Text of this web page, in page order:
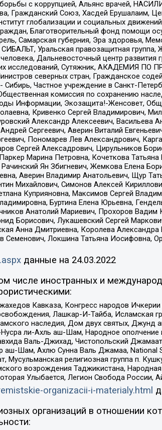
с коррупцией, Альянс врачей,
Гражданский Союз, Хасдей Ерушалаим,
глобализации и социальных
Благотворительный фонд помощи
Самарская губерния, Эра здоровья,
Уральская правозащитная
Дальневосточный центр развития
исследований, Сутяжник, АКАДЕМИЯ ПО
северных стран, Гражданское
Частное учреждение в Санкт-
комиссия по сохранению
Информации, Экозащита!-Женсовет,
Кривенко Сергей Владимирович,
Александр Алексеевич, Васильева
Сергеевич, Аверин Виталий
Пономарев Лев Александрович,
Сергей Алексадрович, Цирульников
Марина Петровна, Кочеткова
Ян Збигневич, Жемкова Елена
Аверин Владимир Анатольевич, Щур
Михайлович, Симонов Алексей
Куприяновна, Максимов Сергей
Буртина Елена Юрьевна,
Анатолий Мариевич, Прохоров
Борисович, Лукашевский Сергей
Анна Дмитриевна, Королева
Семенович, Локшина Татьяна Иосифовна,
данные на 24.03.2022
числе иностранных и
Кавказа, Конгресс народов Ичкерии
Лашкар-И-Тайба, Исламская
наследия, Дом двух святых,
ли-Ахль аш-Шам, Народное
Валь-Джихад, Чистопольский
Шам, Ахлю Сунна Валь Джамаа, National
Мусульманская религиозная группа п.
возрождения Таджикистана,
Улыбается, Легион Свобода России,
organizacii-i-materialy.html
организаций в отношении